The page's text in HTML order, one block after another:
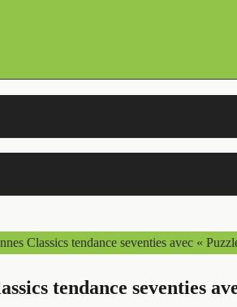
Classics tendance seventies avec «
tendance seventies